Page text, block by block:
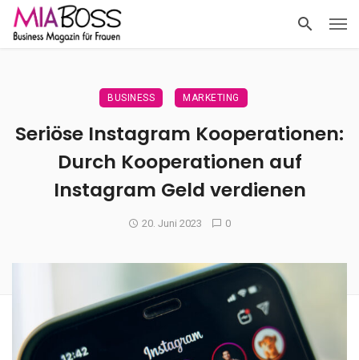
BUSINESS MARKETING
Seriöse Instagram Kooperationen:
Durch Kooperationen auf
Instagram Geld verdienen
20. Juni 2023 0